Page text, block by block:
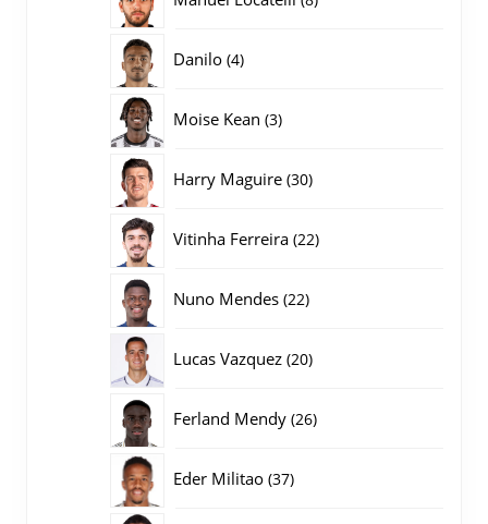
Danilo 44
Moise Kean 33
Harry Maguire 3030
Vitinha Ferreira 2222
Nuno Mendes 2222
Lucas Vazquez 2020
Ferland Mendy 2626
Eder Militao 3737